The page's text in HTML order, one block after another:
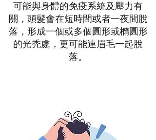
可能與身體的免疫系統及壓力有
關，頭髮會在短時間或者一夜間脫
落，形成一個或多個圓形或橢圓形
的光禿處，更可能連眉毛一起脫
落。